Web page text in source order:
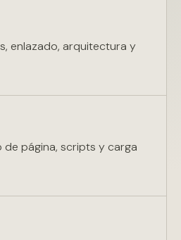
enlazado, arquitectura y
de página, scripts y carga